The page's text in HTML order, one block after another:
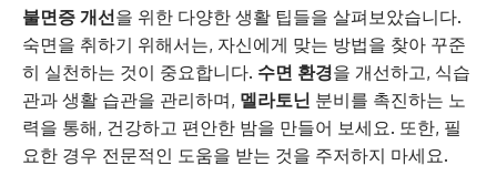
불면증 개선을 위한 다양한 생활 팁들을 살펴보았습니다.
숙면을 취하기 위해서는, 자신에게 맞는 방법을 찾아 꾸준
히 실천하는 것이 중요합니다. 수면 환경을 개선하고, 식습
관과 생활 습관을 관리하며, 멜라토닌 분비를 촉진하는 노
력을 통해, 건강하고 편안한 밤을 만들어 보세요. 또한, 필
요한 경우 전문적인 도움을 받는 것을 주저하지 마세요.